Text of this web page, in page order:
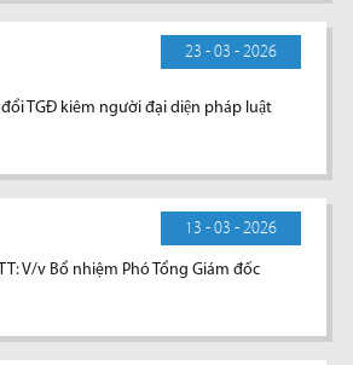
23 - 03 - 2026
đổi TGĐ kiêm người đại diện pháp luật
13 - 03 - 2026
V/v Bổ nhiệm Phó Tổng Giám đốc